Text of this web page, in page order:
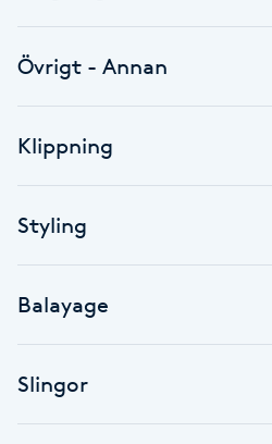
Bambumassage
Barber
BIAB
Blowout
Övrigt - Annan
Klippning
Styling
Balayage
Slingor